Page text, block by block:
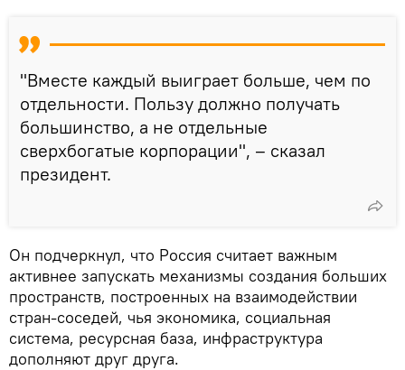
"Вместе каждый выиграет больше, чем по
отдельности. Пользу должно получать
большинство, а не отдельные
сверхбогатые корпорации", – сказал
президент.
Он подчеркнул, что Россия считает важным
активнее запускать механизмы создания больших
пространств, построенных на взаимодействии
стран-соседей, чья экономика, социальная
система, ресурсная база, инфраструктура
дополняют друг друга.